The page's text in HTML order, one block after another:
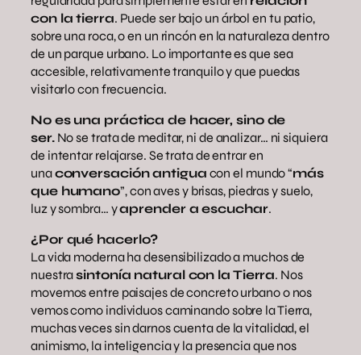
con la tierra. Puede ser bajo un árbol en tu patio,
sobre una roca, o en un rincón en la naturaleza dentro
de un parque urbano. Lo importante es que sea
accesible, relativamente tranquilo y que puedas
visitarlo con frecuencia.
No es una práctica de hacer, sino de
ser.No se trata de meditar, ni de analizar… ni siquiera
de intentar relajarse. Se trata de entrar en
unaconversación antigua con el mundo “más
que humano”, con aves y brisas, piedras y suelo,
luz y sombra… yaprender a escuchar.
¿Por qué hacerlo?
La vida moderna ha desensibilizado a muchos de
nuestrasintonía natural con la Tierra. Nos
movemos entre paisajes de concreto urbano o nos
vemos como individuos caminando sobre la Tierra,
muchas veces sin darnos cuenta de la vitalidad, el
animismo, la inteligencia y la presencia que nos